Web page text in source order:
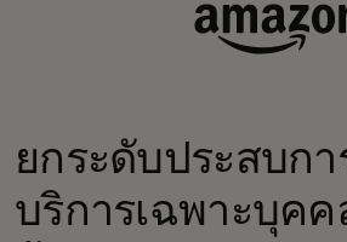
ยกระดับประสบก
บริการเฉพาะบุค